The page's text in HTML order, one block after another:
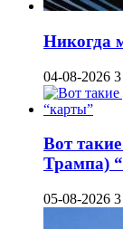
Никогда
04-08-2026
Вот
Трампа)
05-08-2026